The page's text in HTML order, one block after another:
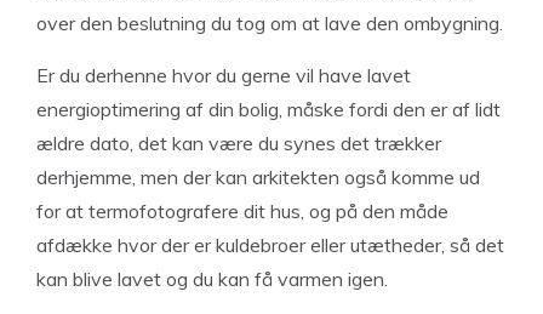
over den beslutning du tog om at lave den ombygning.
Er du derhenne hvor du gerne vil have lavet
energioptimering af din bolig, måske fordi den er af lidt
ældre dato, det kan være du synes det trækker
derhjemme, men der kan arkitekten også komme ud
for at termofotografere dit hus, og på den måde
afdække hvor der er kuldebroer eller utætheder, så det
kan blive lavet og du kan få varmen igen.